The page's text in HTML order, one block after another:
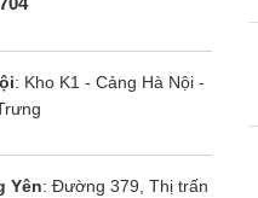
: Kho K1 - Cảng Hà Nội -
Yên: Đường 379, Thị trấn